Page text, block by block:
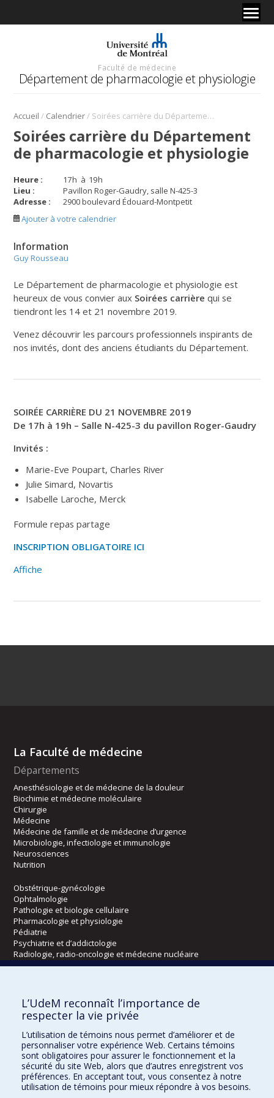
Faculté de médecine
Département de pharmacologie et physiologie
Accueil / Calendrier/ Soirées carrière du Département de pharmacologie et physiologie
Soirées carrière du Département
de pharmacologie et physiologie
Heure : 17h à 19h
Lieu :
Pavillon Roger-Gaudry, salle N-425-3
Adresse :
2900 boulevard Édouard-Montpetit
Ajouter à votre calendrier
Information
Guy Rousseau
Le Département de pharmacologie et physiologie est
heureux de vous convier aux Soirées carrière qui se
tiendront les 14 et 21 novembre 2019.
Venez découvrir les parcours professionnels inspirants de
nos invités, dont des anciens étudiants du Département.
SOIRÉE CARRIÈRE DU 21 NOVEMBRE 2019
De 17h à 19h – Salle N-425-3 du pavillon Roger-Gaudry
Invités :
Marie-Eve Poupart, Charles River
Julie Simard, Novartis
Isabelle Laroche, Merck
Formule repas partage
INSCRIPTION OBLIGATOIRE ICI
Affiche
La Faculté de médecine
Départements
Anesthésiologie et de médecine de la douleur
Biochimie et médecine moléculaire
Chirurgie
Médecine
Médecine de famille et de médecine d’urgence
Microbiologie, infectiologie et immunologie
Neurosciences
Nutrition
Obstétrique-gynécologie
Ophtalmologie
Pathologie et biologie cellulaire
Pharmacologie et physiologie
Pédiatrie
Psychiatrie et d’addictologie
Radiologie, radio-oncologie et médecine nucléaire
Kinésiologie et des sciences de l’activité physique
Orthophonie et audiologie
Réadaptation
Directions
DPC
CPASS
L’UdeM reconnaît l’importance de
respecter la vie privée
L’utilisation de témoins nous permet d’améliorer et de
personnaliser votre expérience Web. Certains témoins
sont obligatoires pour assurer le fonctionnement et la
sécurité du site Web, alors que d’autres enregistrent vos
préférences. En acceptant tout, vous consentez à notre
utilisation de témoins pour mieux répondre à vos besoins.